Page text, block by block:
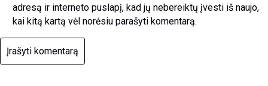
adresą ir interneto puslapį, kad jų nebereiktų įvesti iš naujo,
kai kitą kartą vėl norėsiu parašyti komentarą.